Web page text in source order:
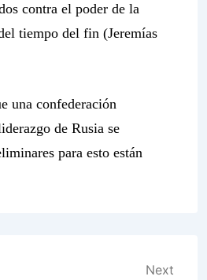
contra el poder de la
tiempo del fin (Jeremías
una confederación
de Rusia se
para esto están
Next